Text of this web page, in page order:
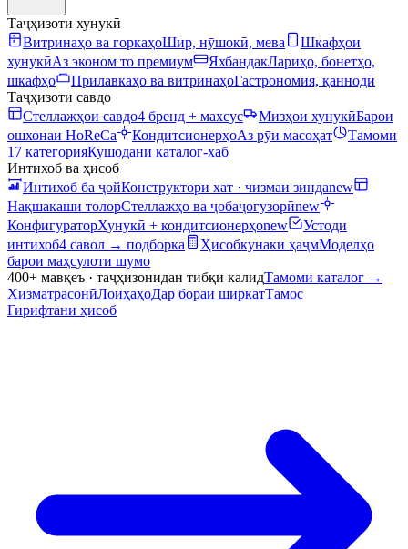
Таҷҳизоти хунукӣ
Витринаҳо ва горкаҳоШир, нӯшокӣ, мева
Шкафҳои
хунукӣАз эконом то премиум ЯхбандакЛариҳо, бонетҳо,
шкафҳо
Прилавкаҳо ва витринаҳоГастрономия, қаннодӣ
Таҷҳизоти савдо
Стеллажҳои савдо4 бренд + махсус Мизҳои хунукӣБарои
ошхонаи HoReCa
КондитсионерҳоАз рӯи масоҳат
Тамоми
17 категорияКушодани каталог-хаб
Интихоб ва ҳисоб
Интихоб ба ҷойКонструктори хат · чизмаи зиндаnew
Нақшакаши толорСтеллажҳо ва ҷобаҷогузорӣnew
КонфигураторХунукӣ + кондитсионерҳоnew
Устоди
интихоб4 савол → подборка Ҳисобкунаки ҳаҷмМоделҳо
барои маҳсулоти шумо
400+ мавқеъ · таҷҳизонидан тибқи калидТамоми каталог →
ХизматрасонӣЛоиҳаҳоДар бораи ширкатТамос
Гирифтани ҳисоб